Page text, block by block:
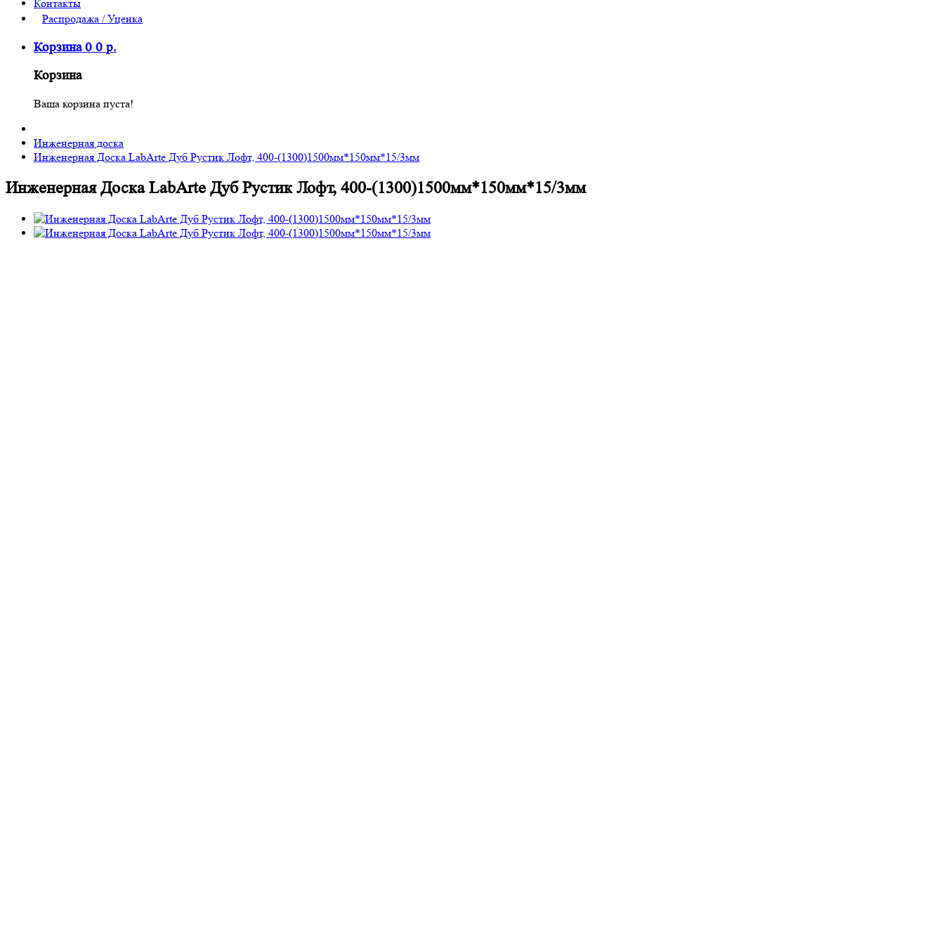
Контакты
Распродажа / Уценка
Корзина 0 0 р.
Корзина
Ваша корзина пуста!
Инженерная доска
Инженерная Доска LabArte Дуб Рустик Лофт, 400-(1300)1500мм*150мм*15/3мм
Инженерная Доска LabArte Дуб Рустик Лофт, 400-(1300)1500мм*150мм*15/3мм